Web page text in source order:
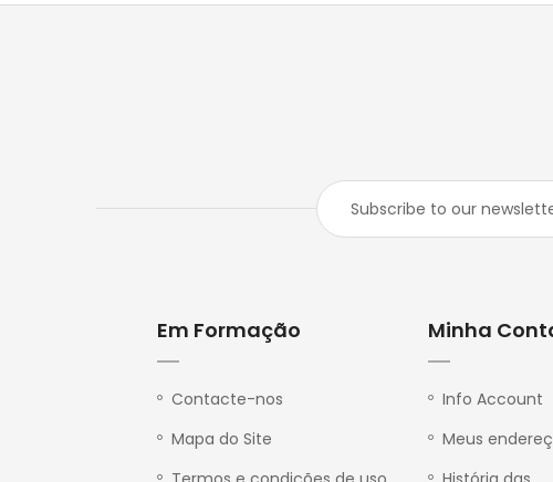
Em Formação
Contacte-nos
Mapa do Site
Minha
Info Account
Meus